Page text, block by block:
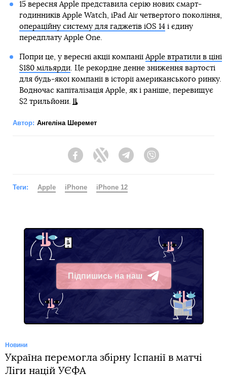
15 вересня Apple представила серію нових смарт-
годинників Apple Watch, iPad Air четвертого покоління,
операційну систему для гаджетів iOS 14і єдину
передплату Apple One.
Попри це, у вересні акції компаніїApple втратили в ціні
$180 мільярди. Це рекордне денне зниження вартості
для будь-якої компанії в історії американського ринку.
Водночас капіталізація Apple, як і раніше, перевищує
$2 трильйони.
Автор: Ангеліна Шеремет
FacebookTwitter Telegram
Теги: Apple iPhone iPhone 12
Підпишись на наш
Telegram
Новини
Україна перемогла збірну Іспанії в матчі
Ліги націй УЄФА